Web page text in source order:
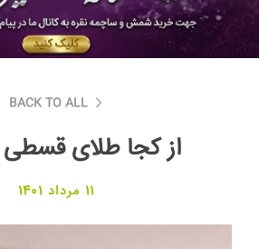
BACK TO ALL
از کجا طلای قسطی
11 مرداد 1401